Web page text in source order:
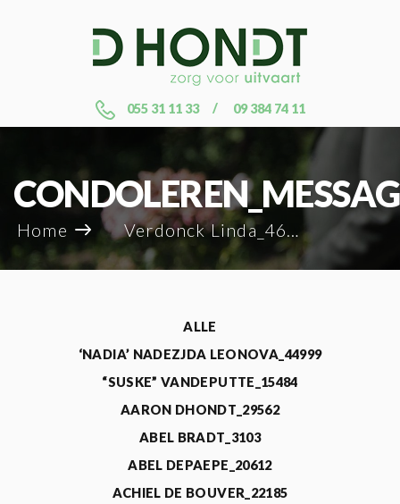
055 31 11 33 09 384 74 11
Home Verdonck Linda_46200
ALLE
‘NADIA’ NADEZJDA LEONOVA_44999
“SUSKE” VANDEPUTTE_15484
AARON DHONDT_29562
ABEL BRADT_3103
ABEL DEPAEPE_20612
ACHIEL DE BOUVER_22185